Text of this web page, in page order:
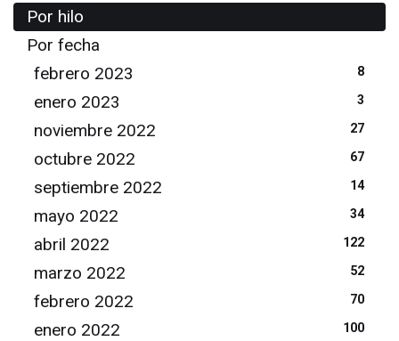
Por hilo
Por fecha
febrero 2023
8
enero 2023 3
noviembre 2022 27
octubre 2022 67
septiembre 2022 14
mayo 2022 34
abril 2022 122
marzo 2022 52
febrero 2022 70
enero 2022 100